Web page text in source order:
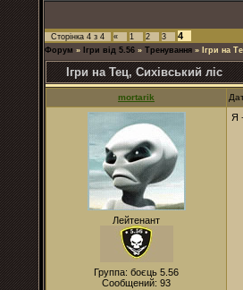
Сторінка 4 з 4 « 1 2 3 4
Форум » Ігри від 5.56 » Тренування » Ігри на
Ігри на Тец, Сихівський ліс
mortarik
Лейтенант
Группа: боєць 5.56
Сообщений: 93
Я